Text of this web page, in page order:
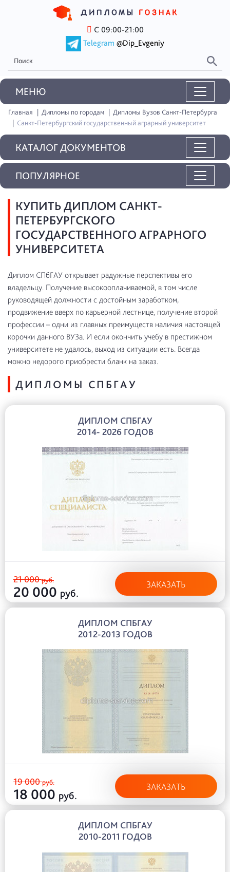
С 09:00-21:00
Telegram @Dip_Evgeniy
MEНЮ
Главная Дипломы по городам
Дипломы Вузов Санкт-Петербурга
Санкт-Петербургский государственный аграрный университет
КАТАЛОГ ДОКУМЕНТОВ
КУПИТЬ ДИПЛОМ САНКТ-
ПЕТЕРБУРГСКОГО
ГОСУДАРСТВЕННОГО АГРАРНОГО
УНИВЕРСИТЕТА
Диплом СПбГАУ открывает радужные перспективы его
владельцу. Получение высокооплачиваемой, в том числе
руководящей должности с достойным заработком,
продвижение вверх по карьерной лестнице, получение второй
профессии – одни из главных преимуществ наличия настоящей
корочки данного ВУЗа. И если окончить учебу в престижном
университете не удалось, выход из ситуации есть. Всегда
можно недорого приобрести бланк на заказ.
ДИПЛОМЫ СПБГАУ
ДИПЛОМ СПБГАУ
2014- 2026 ГОДОВ
21 000руб.
20 000 руб.
ЗАКАЗАТЬ
ДИПЛОМ СПБГАУ
2012-2013 ГОДОВ
19 000руб.
18 000 руб.
ЗАКАЗАТЬ
ДИПЛОМ СПБГАУ
2010-2011 ГОДОВ
ПОПУЛЯРНОЕ